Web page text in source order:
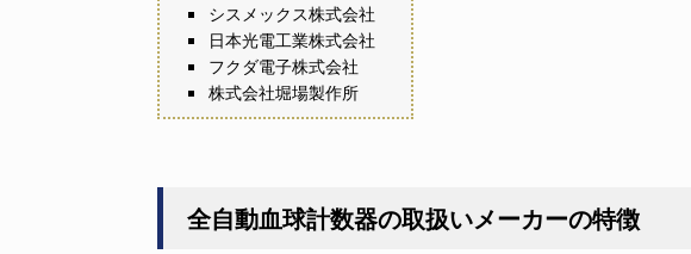
シスメックス株式会社
日本光電工業株式会社
フクダ電子株式会社
株式会社堀場製作所
全自動血球計数器の取扱いメーカーの特徴